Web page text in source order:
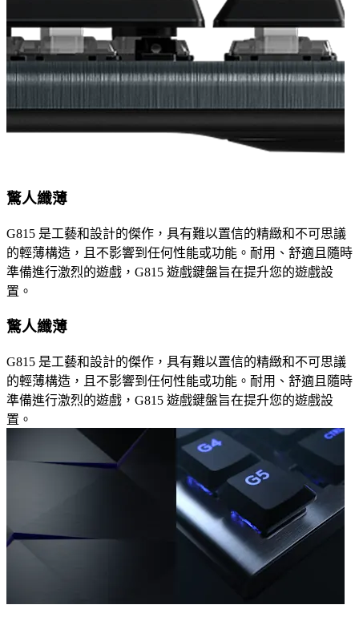
驚人纖薄
G815 是工藝和設計的傑作，具有難以置信的精緻和不可思議
的輕薄構造，且不影響到任何性能或功能。耐用、舒適且隨時
準備進行激烈的遊戲，G815 遊戲鍵盤旨在提升您的遊戲設
置。
驚人纖薄
G815 是工藝和設計的傑作，具有難以置信的精緻和不可思議
的輕薄構造，且不影響到任何性能或功能。耐用、舒適且隨時
準備進行激烈的遊戲，G815 遊戲鍵盤旨在提升您的遊戲設
置。